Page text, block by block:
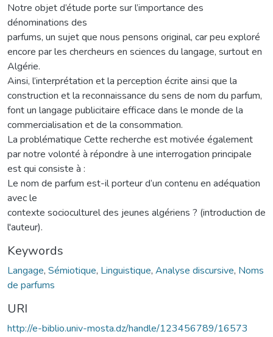
Notre objet d’étude porte sur l’importance des
dénominations des
parfums, un sujet que nous pensons original, car peu exploré
encore par les chercheurs en sciences du langage, surtout en
Algérie.
Ainsi, l’interprétation et la perception écrite ainsi que la
construction et la reconnaissance du sens de nom du parfum,
font un langage publicitaire efficace dans le monde de la
commercialisation et de la consommation.
La problématique Cette recherche est motivée également
par notre volonté à répondre à une interrogation principale
est qui consiste à :
Le nom de parfum est-il porteur d’un contenu en adéquation
avec le
contexte socioculturel des jeunes algériens ? (introduction de
l'auteur).
Keywords
Langage, Sémiotique, Linguistique, Analyse discursive, Noms
de parfums
URI
http://e-biblio.univ-mosta.dz/handle/123456789/16573